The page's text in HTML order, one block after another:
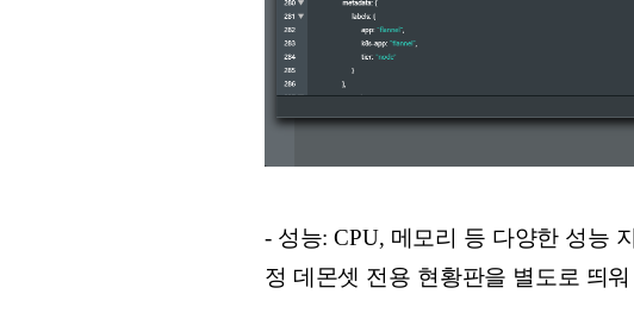
- 성능: CPU, 메모리 등 다양한 성능
정 데몬셋 전용 현황판을 별도로 띄